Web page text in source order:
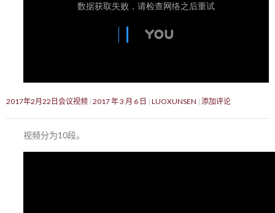
2017年2月22日会议视频 2017 年 3 月 6 日 LUOXUNSEN 添加评论
视频分为10段。